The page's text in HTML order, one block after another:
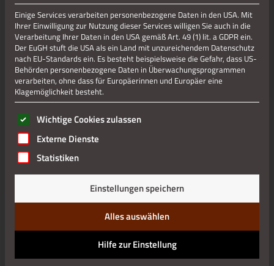
Kirche Ortsteil Dorff
Jetzt teilen
Impressum
Einige Services verarbeiten personenbezogene Daten in den USA. Mit
Ihrer Einwilligung zur Nutzung dieser Services willigen Sie auch in die
Verarbeitung Ihrer Daten in den USA gemäß Art. 49 (1) lit. a GDPR ein.
Der EuGH stuft die USA als ein Land mit unzureichendem Datenschutz
nach EU-Standards ein. Es besteht beispielsweise die Gefahr, dass US-
Behörden personenbezogene Daten in Überwachungsprogrammen
verarbeiten, ohne dass für Europäerinnen und Europäer eine
Klagemöglichkeit besteht.
Es folgt eine Liste der Service-Gruppen, für die eine
Wichtige Cookies zulassen
Externe Dienste
Statistiken
Einstellungen speichern
Alles auswählen
Hilfe zur Einstellung